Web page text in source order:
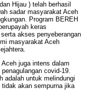
Hijau ) telah berhasil
sadar masyarakat Aceh
Program BEREH
keras
akses penyeberangan
masyarakat Aceh
juga intens dalam
covid-19.
adalah untuk melindungi
akan sempurna jika